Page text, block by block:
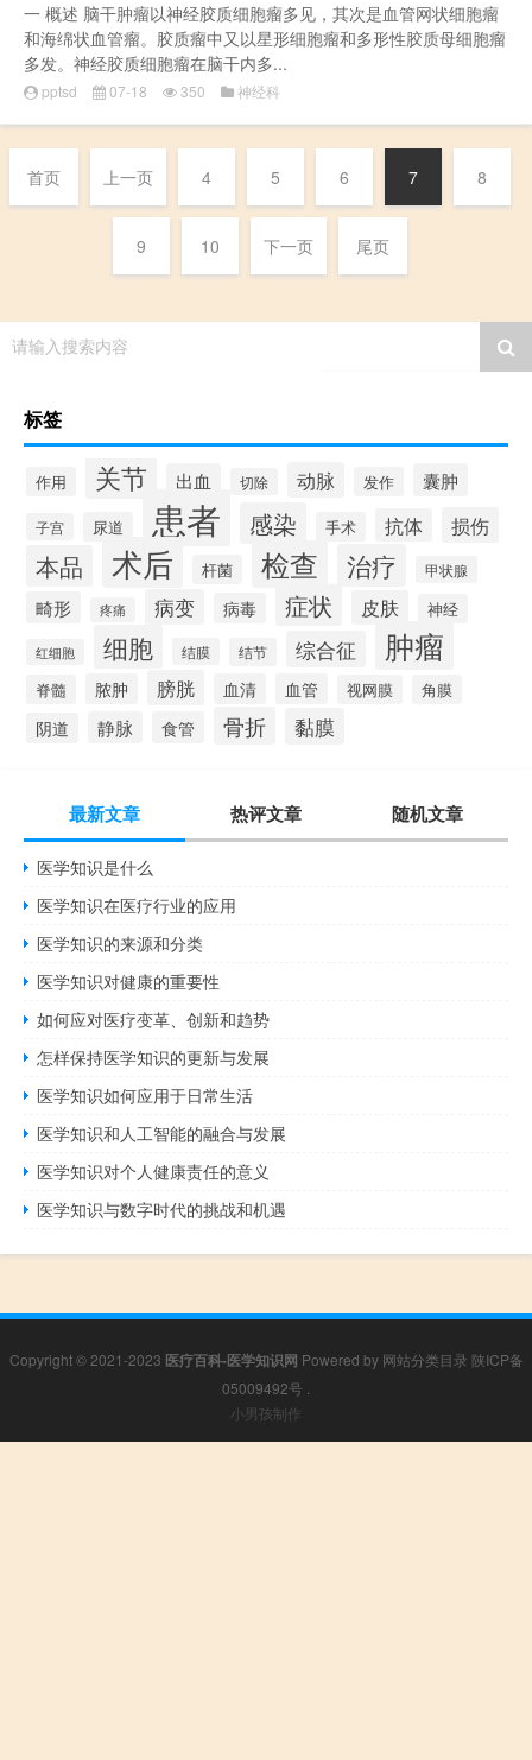
一 概述 脑干肿瘤以神经胶质细胞瘤多见，其次是血管网状细胞瘤
和海绵状血管瘤。胶质瘤中又以星形细胞瘤和多形性胶质母细胞瘤
多发。神经胶质细胞瘤在脑干内多...
pptsd 07-18 350 神经科
首页 上一页 4 5 6 7 8
9 10 下一页 尾页
请输入搜索内容
标签
作用 关节 出血 切除 动脉 发作 囊肿
子宫 尿道 患者 感染 手术 抗体 损伤
本品 术后 杆菌 检查 治疗 甲状腺
畸形 疼痛 病变 病毒 症状 皮肤 神经
红细胞 细胞 结膜 结节 综合征 肿瘤
脊髓 脓肿 膀胱 血清 血管 视网膜 角膜
阴道 静脉 食管 骨折 黏膜
最新文章 热评文章 随机文章
医学知识是什么
医学知识在医疗行业的应用
医学知识的来源和分类
医学知识对健康的重要性
如何应对医疗变革、创新和趋势
怎样保持医学知识的更新与发展
医学知识如何应用于日常生活
医学知识和人工智能的融合与发展
医学知识对个人健康责任的意义
医学知识与数字时代的挑战和机遇
Copyright © 2021-2023 医疗百科-医学知识网 Powered by 网站分类目录 陕ICP备
05009492号
小男孩制作